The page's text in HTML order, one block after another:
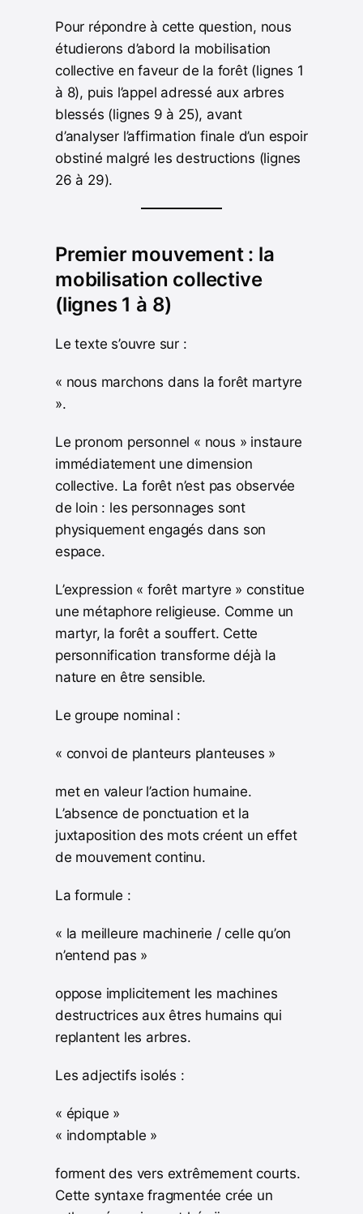
Pour répondre à cette question, nous
étudierons d’abord la mobilisation
collective en faveur de la forêt (lignes 1
à 8), puis l’appel adressé aux arbres
blessés (lignes 9 à 25), avant
d’analyser l’affirmation finale d’un espoir
obstiné malgré les destructions (lignes
26 à 29).
Premier mouvement : la
mobilisation collective
(lignes 1 à 8)
Le texte s’ouvre sur :
« nous marchons dans la forêt martyre
».
Le pronom personnel « nous » instaure
immédiatement une dimension
collective. La forêt n’est pas observée
de loin : les personnages sont
physiquement engagés dans son
espace.
L’expression « forêt martyre » constitue
une métaphore religieuse. Comme un
martyr, la forêt a souffert. Cette
personnification transforme déjà la
nature en être sensible.
Le groupe nominal :
« convoi de planteurs planteuses »
met en valeur l’action humaine.
L’absence de ponctuation et la
juxtaposition des mots créent un effet
de mouvement continu.
La formule :
« la meilleure machinerie / celle qu’on
n’entend pas »
oppose implicitement les machines
destructrices aux êtres humains qui
replantent les arbres.
Les adjectifs isolés :
« épique »
« indomptable »
forment des vers extrêmement courts.
Cette syntaxe fragmentée crée un